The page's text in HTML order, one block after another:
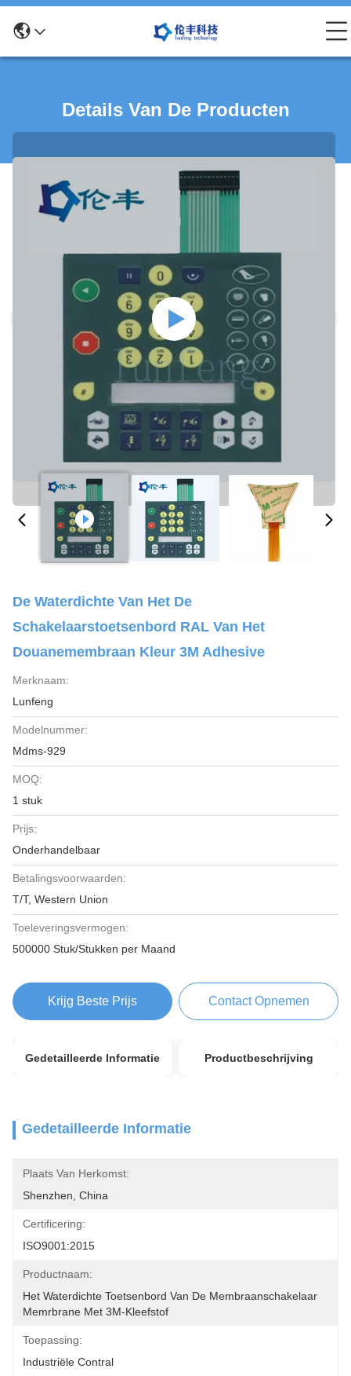
Details Van De Producten
De Waterdichte Van Het De
Schakelaarstoetsenbord RAL Van Het
Douanemembraan Kleur 3M Adhesive
Merknaam:
Lunfeng
Modelnummer:
Mdms-929
MOQ:
1 stuk
Prijs:
Onderhandelbaar
Betalingsvoorwaarden:
T/T, Western Union
Toeleveringsvermogen:
500000 Stuk/Stukken per Maand
Krijg Beste Prijs Contact Opnemen
Gedetailleerde Informatie Productbeschrijving
Gedetailleerde Informatie
Plaats Van Herkomst:
Shenzhen, China
Certificering:
ISO9001:2015
Productnaam:
Het Waterdichte Toetsenbord Van De Membraanschakelaar
Memrbrane Met 3M-Kleefstof
Toepassing:
Industriële Contral